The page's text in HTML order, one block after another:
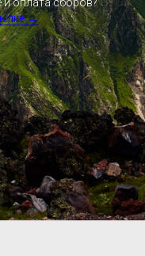
→